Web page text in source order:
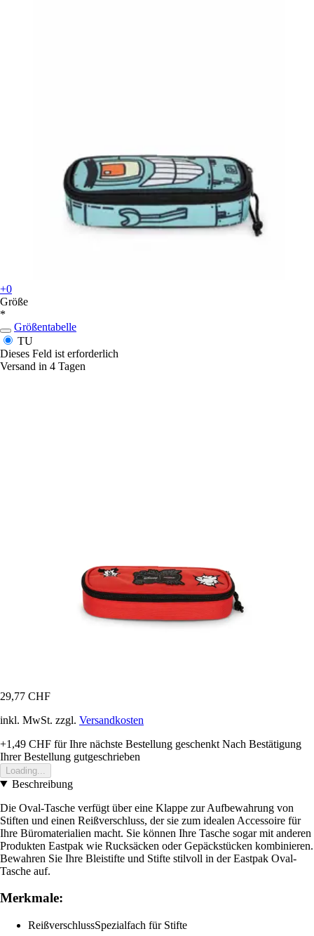
+0
Größe
*
Größentabelle
TU
Dieses Feld ist erforderlich
Versand in 4 Tagen
29,77 CHF
inkl. MwSt. zzgl. Versandkosten
+1,49 CHF für Ihre nächste Bestellung geschenkt Nach Bestätigung
Ihrer Bestellung gutgeschrieben
Loading...
Beschreibung
Die Oval-Tasche verfügt über eine Klappe zur Aufbewahrung von
Stiften und einen Reißverschluss, der sie zum idealen Accessoire für
Ihre Büromaterialien macht. Sie können Ihre Tasche sogar mit anderen
Produkten Eastpak wie Rucksäcken oder Gepäckstücken kombinieren.
Bewahren Sie Ihre Bleistifte und Stifte stilvoll in der Eastpak Oval-
Tasche auf.
Merkmale:
ReißverschlussSpezialfach für Stifte